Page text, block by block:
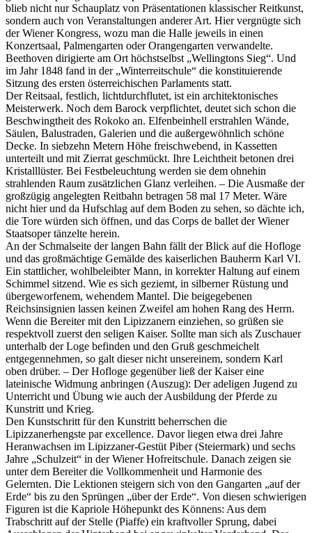
blieb nicht nur Schauplatz von Präsentationen klassischer Reitkunst,
sondern auch von Veranstaltungen anderer Art. Hier vergnügte sich
der Wiener Kongress, wozu man die Halle jeweils in einen
Konzertsaal, Palmengarten oder Orangengarten verwandelte.
Beethoven dirigierte am Ort höchstselbst „Wellingtons Sieg“. Und
im Jahr 1848 fand in der „Winterreitschule“ die konstituierende
Sitzung des ersten österreichischen Parlaments statt.
Der Reitsaal, festlich, lichtdurchflutet, ist ein architektonisches
Meisterwerk. Noch dem Barock verpflichtet, deutet sich schon die
Beschwingtheit des Rokoko an. Elfenbeinhell erstrahlen Wände,
Säulen, Balustraden, Galerien und die außergewöhnlich schöne
Decke. In siebzehn Metern Höhe freischwebend, in Kassetten
unterteilt und mit Zierrat geschmückt. Ihre Leichtheit betonen drei
Kristalllüster. Bei Festbeleuchtung werden sie dem ohnehin
strahlenden Raum zusätzlichen Glanz verleihen. – Die Ausmaße der
großzügig angelegten Reitbahn betragen 58 mal 17 Meter. Wäre
nicht hier und da Hufschlag auf dem Boden zu sehen, so dächte ich,
die Tore würden sich öffnen, und das Corps de ballet der Wiener
Staatsoper tänzelte herein.
An der Schmalseite der langen Bahn fällt der Blick auf die Hofloge
und das großmächtige Gemälde des kaiserlichen Bauherrn Karl VI.
Ein stattlicher, wohlbeleibter Mann, in korrekter Haltung auf einem
Schimmel sitzend. Wie es sich geziemt, in silberner Rüstung und
übergeworfenem, wehendem Mantel. Die beigegebenen
Reichsinsignien lassen keinen Zweifel am hohen Rang des Herrn.
Wenn die Bereiter mit den Lipizzanern einziehen, so grüßen sie
respektvoll zuerst den seligen Kaiser. Sollte man sich als Zuschauer
unterhalb der Loge befinden und den Gruß geschmeichelt
entgegennehmen, so galt dieser nicht unsereinem, sondern Karl
oben drüber. – Der Hofloge gegenüber ließ der Kaiser eine
lateinische Widmung anbringen (Auszug): Der adeligen Jugend zu
Unterricht und Übung wie auch der Ausbildung der Pferde zu
Kunstritt und Krieg.
Den Kunstschritt für den Kunstritt beherrschen die
Lipizzanerhengste par excellence. Davor liegen etwa drei Jahre
Heranwachsen im Lipizzaner-Gestüt Piber (Steiermark) und sechs
Jahre „Schulzeit“ in der Wiener Hofreitschule. Danach zeigen sie
unter dem Bereiter die Vollkommenheit und Harmonie des
Gelernten. Die Lektionen steigern sich von den Gangarten „auf der
Erde“ bis zu den Sprüngen „über der Erde“. Von diesen schwierigen
Figuren ist die Kapriole Höhepunkt des Könnens: Aus dem
Trabschritt auf der Stelle (Piaffe) ein kraftvoller Sprung, dabei